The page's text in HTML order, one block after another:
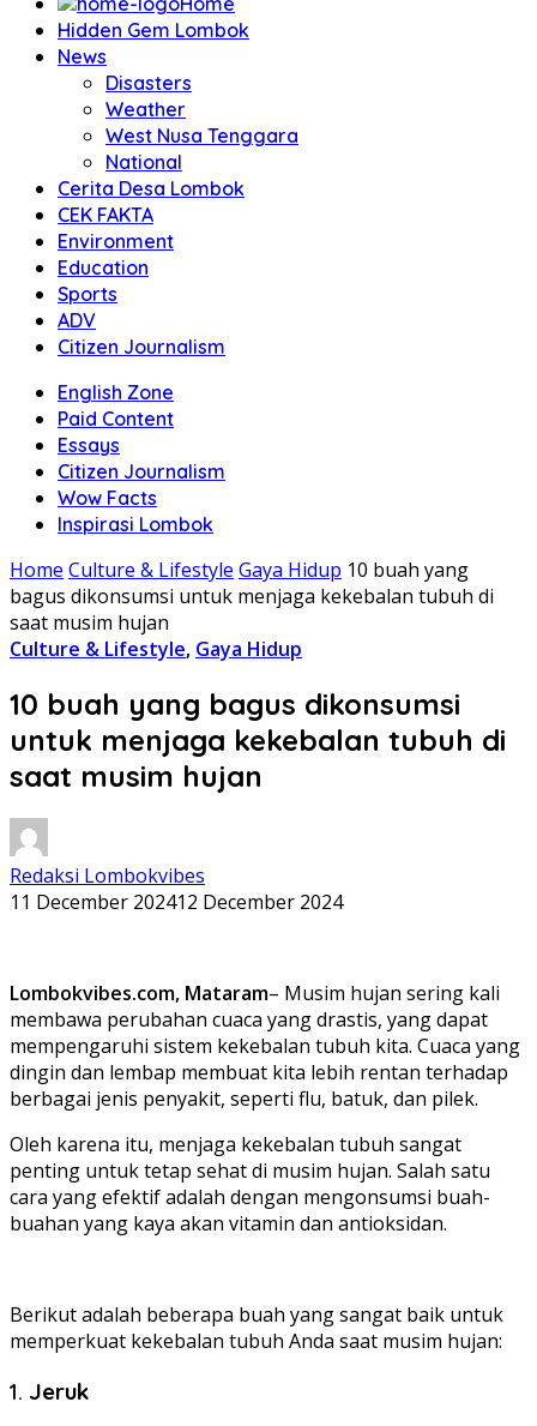
Hidden Gem Lombok
News
Disasters
Weather
West Nusa Tenggara
National
Cerita Desa Lombok
CEK FAKTA
Environment
Education
Sports
ADV
Citizen Journalism
English Zone
Paid Content
Essays
Citizen Journalism
Wow Facts
Inspirasi Lombok
Home Culture & Lifestyle Gaya Hidup 10 buah yang
bagus dikonsumsi untuk menjaga kekebalan tubuh di
saat musim hujan
Culture & Lifestyle, Gaya Hidup
10 buah yang bagus dikonsumsi
untuk menjaga kekebalan tubuh di
saat musim hujan
Redaksi Lombokvibes
11 December 202412 December 2024
Lombokvibes.com, Mataram– Musim hujan sering kali
membawa perubahan cuaca yang drastis, yang dapat
mempengaruhi sistem kekebalan tubuh kita. Cuaca yang
dingin dan lembap membuat kita lebih rentan terhadap
berbagai jenis penyakit, seperti flu, batuk, dan pilek.
Oleh karena itu, menjaga kekebalan tubuh sangat
penting untuk tetap sehat di musim hujan. Salah satu
cara yang efektif adalah dengan mengonsumsi buah-
buahan yang kaya akan vitamin dan antioksidan.
Berikut adalah beberapa buah yang sangat baik untuk
memperkuat kekebalan tubuh Anda saat musim hujan:
1. Jeruk